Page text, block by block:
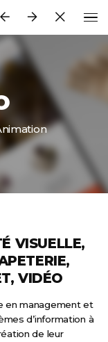
VISUELLE,
VIDÉO
en management et
d’information à
de leur